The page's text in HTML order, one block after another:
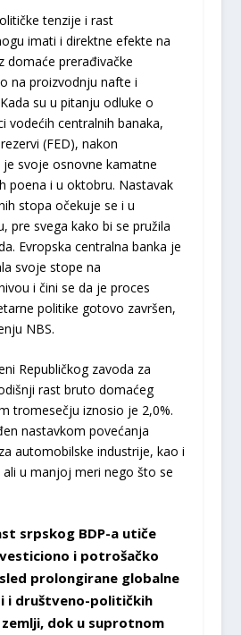
tenzije i rast
imati i direktne efekte na
domaće prerađivačke
na proizvodnju nafte i
su u pitanju odluke o
vodećih centralnih banaka,
(FED), nakon
svoje osnovne kamatne
poena i u oktobru. Nastavak
stopa očekuje se i u
pre svega kako bi se pružila
Evropska centralna banka je
svoje stope na
i čini se da je proces
politike gotovo završen,
NBS.
Republičkog zavoda za
rast bruto domaćeg
tromesečju iznosio je 2,0%.
nastavkom povećanja
automobilske industrije, kao i
u manjoj meri nego što se
srpskog BDP-a utiče
i potrošačko
prolongirane globalne
i društveno-političkih
zemlji, dok u suprotnom